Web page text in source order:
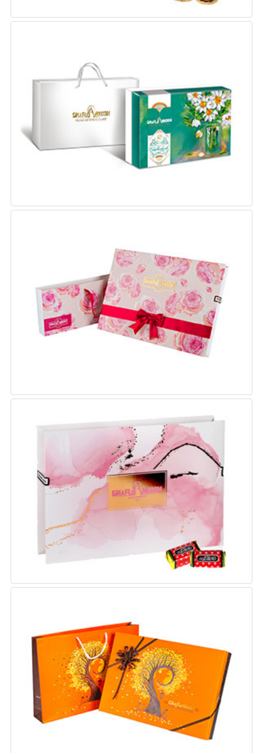
وزن : 270 گرم
تعداد : 4 در بسته بندی
وزن : 300 گرم
تعداد : 5 در بسته بندی
کادویی ماربل
وزن : 354 گرم
تعداد : 5 در بسته بندی
وزن : 270 گرم
تعداد : 4 در بسته بندی